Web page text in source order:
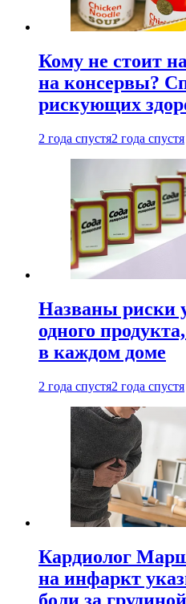
Кому не стоит
на консервы?
рискующих
2 года спустя2 года спустя
Названы риски
одного
в каждом доме
2 года спустя2 года спустя
Кардиолог
на инфаркт
боли за грудиной